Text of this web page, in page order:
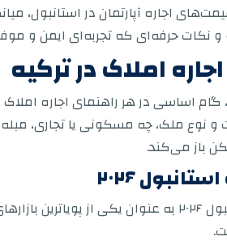
اجاره آپارتمان در استانبول،
و نکات حرفه‌ای که تجربه‌ای ایمن و
اجاره املاک در ترکیه
گام اساسی در هر راهنمای اجاره
نوع ملک، چه مسکونی یا تجاری،
باز می‌کند.
۲۰۲۶
بازار املاک استانبول ۲۰۲۶ به